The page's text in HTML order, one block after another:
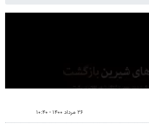
۲۶ مرداد ۱۴۰۰ - ۱۰:۴۰